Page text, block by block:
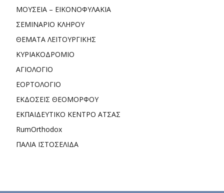
ΜΟΥΣΕΙΑ – ΕΙΚΟΝΟΦΥΛΑΚΙΑ
ΣΕΜΙΝΑΡΙΟ ΚΛΗΡΟΥ
ΘΕΜΑΤΑ ΛΕΙΤΟΥΡΓΙΚΗΣ
ΚΥΡΙΑΚΟΔΡΟΜΙΟ
ΑΓΙΟΛΟΓΙΟ
ΕΟΡΤΟΛΟΓΙΟ
ΕΚΔΟΣΕΙΣ ΘΕΟΜΟΡΦΟΥ
ΕΚΠΑΙΔΕΥΤΙΚΟ ΚΕΝΤΡΟ ΑΤΣΑΣ
RumOrthodox
ΠΑΛΙΑ ΙΣΤΟΣΕΛΙΔΑ